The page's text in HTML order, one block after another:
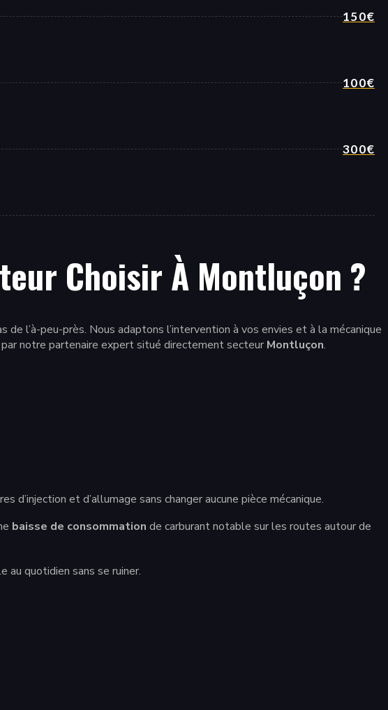
150€
100€
300€
Choisir À Montluçon ?
de l’à-peu-près. Nous adaptons l’intervention à vos envies et à la mécanique
notre partenaire expert situé directement secteur Montluçon.
d’injection et d’allumage sans changer aucune pièce mécanique.
baisse de consommation de carburant notable sur les routes autour de
quotidien sans se ruiner.